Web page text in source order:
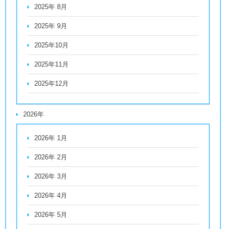
2025年 8月
2025年 9月
2025年10月
2025年11月
2025年12月
2026年
2026年 1月
2026年 2月
2026年 3月
2026年 4月
2026年 5月